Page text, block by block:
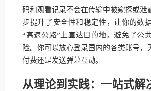
码和观看记录不会在传输中被窥探或泄
步提升了安全性和稳定性，让你的数
“高速公路”上直达目的地，避免了公
险。你可以放心登录国内的各类账号，
付费还是发送弹幕互动。
从理论到实践：一站式解